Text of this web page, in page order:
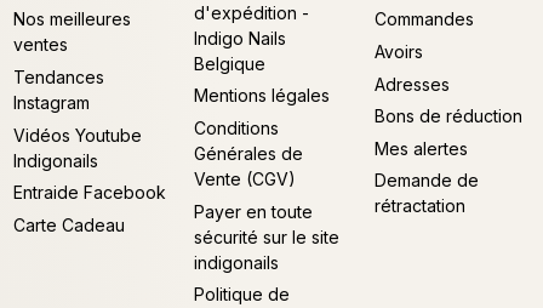
Nos meilleures
ventes
Tendances
Instagram
Vidéos Youtube
Indigonails
Entraide Facebook
Carte Cadeau
d'expédition -
Indigo Nails
Belgique
Mentions légales
Conditions
Générales de
Vente (CGV)
Payer en toute
sécurité sur le site
indigonails
Politique de
Commandes
Avoirs
Adresses
Bons de réduction
Mes alertes
Demande de
rétractation